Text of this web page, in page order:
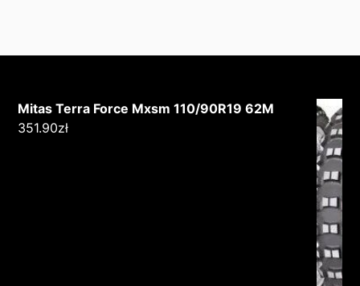
Mitas Terra Force Mxsm 110/90R19 62M
351.90zł